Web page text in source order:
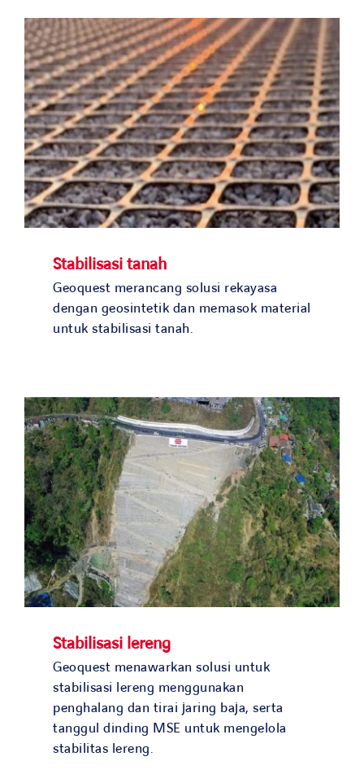
Stabilisasi tanah
Geoquest merancang solusi rekayasa
dengan geosintetik dan memasok material
untuk stabilisasi tanah.
Stabilisasi lereng
Geoquest menawarkan solusi untuk
stabilisasi lereng menggunakan
penghalang dan tirai jaring baja, serta
tanggul dinding MSE untuk mengelola
stabilitas lereng.